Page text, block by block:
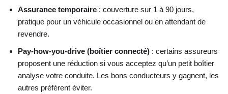
Assurance temporaire : couverture sur 1 à 90 jours,
pratique pour un véhicule occasionnel ou en attendant de
revendre.
Pay-how-you-drive (boîtier connecté) : certains assureurs
proposent une réduction si vous acceptez qu’un petit boîtier
analyse votre conduite. Les bons conducteurs y gagnent, les
autres préfèrent éviter.